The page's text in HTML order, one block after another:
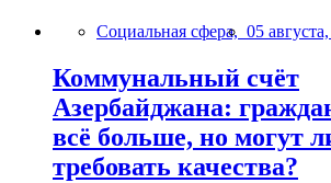
Социальная сфера, 05
Коммунальный счёт
Азербайджана:
всё больше, но могут
требовать качества?